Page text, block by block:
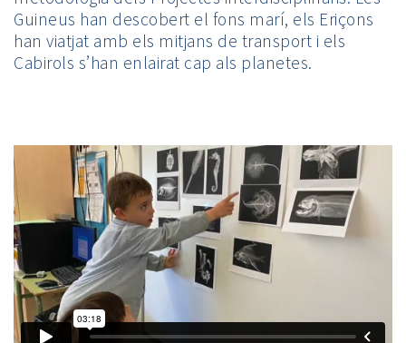
Guineus han descobert el fons marí, els Eriçons
han viatjat amb els mitjans de transport i els
Cabirols s’han enlairat cap als planetes.